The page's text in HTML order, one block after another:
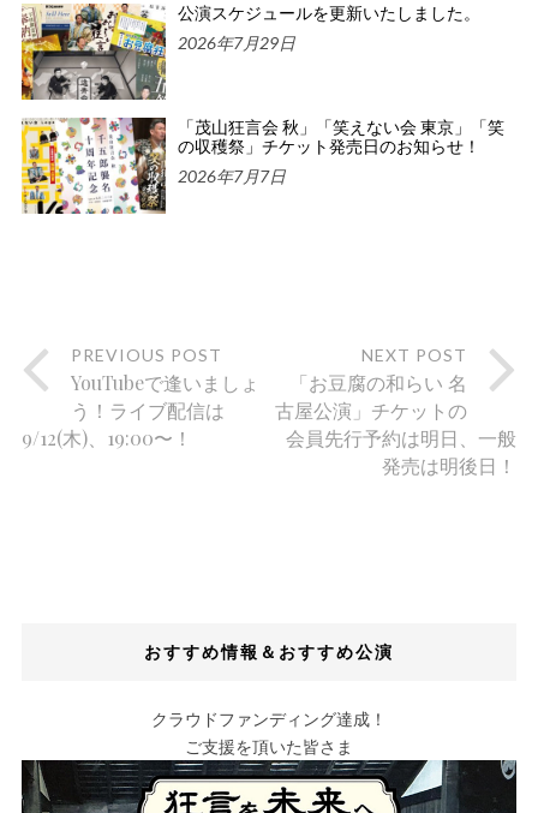
公演スケジュールを更新いたしました。
2026年7月29日
「茂山狂言会 秋」「笑えない会 東京」「笑
の収穫祭」チケット発売日のお知らせ！
2026年7月7日
PREVIOUS POST
YouTubeで逢いましょ
う！ライブ配信は
9/12(木)、19:00〜！
NEXT POST
「お豆腐の和らい 名
古屋公演」チケットの
会員先行予約は明日、一般
発売は明後日！
おすすめ情報＆おすすめ公演
クラウドファンディング達成！
ご支援を頂いた皆さま